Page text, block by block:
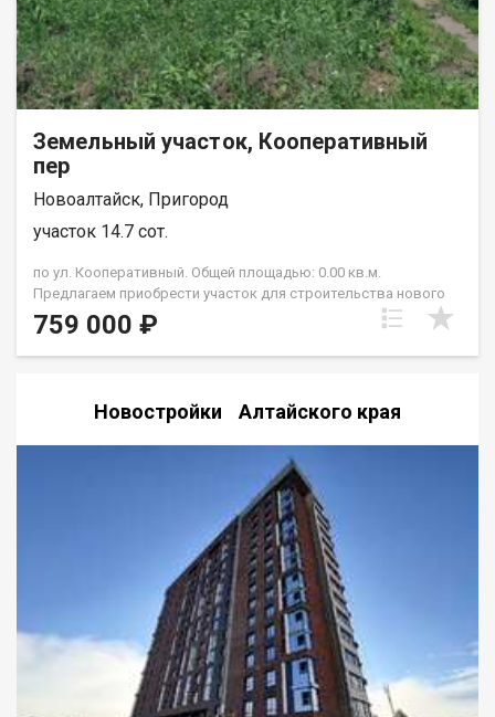
Земельный участок, Кооперативный
пер
Новоалтайск, Пригород
участок 14.7 сот.
по ул. Кооперативный. Общей площадью: 0.00 кв.м.
Предлагаем приобрести участок для строительства нового
дома. Обратите внимание, у нас доля, 0,5 от площади в
объявлении, т.е. 7,35 сотки. Вдоль участка проведен газ, есть
возможность завести в дом. Электрический столб около
сосновый бор. 500 метров до асфальтированной дороги.
располагается старый дом, дом под снос. Рассмотрим все
формы расчета. Помощь в выборе подрядчика для
строительства дома. Возможен обмен на вашу
недвижимость. Возможна продажа в рассрочку. При звонке,
пожалуйста, сообщите номер варианта - JV008022117704.
759 000 ₽
Новостройки Алтайского края